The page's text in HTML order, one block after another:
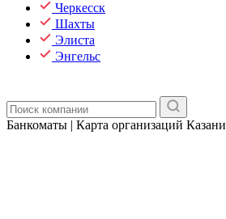
Черкесск
Шахты
Элиста
Энгельс
Банкоматы | Карта организаций Казани